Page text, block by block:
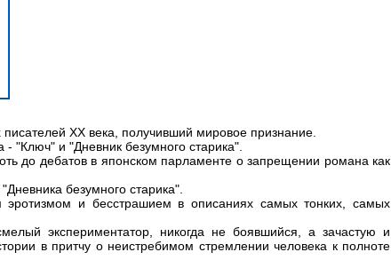
XX века, получивший мировое признание.
"Ключ" и "Дневник безумного старика".
до дебатов в японском парламенте о запрещении романа как
безумного старика".
и бесстрашием в описаниях самых тонких, самых
экспериментатор, никогда не боявшийся, а зачастую и
в притчу о неистребимом стремлении человека к полноте